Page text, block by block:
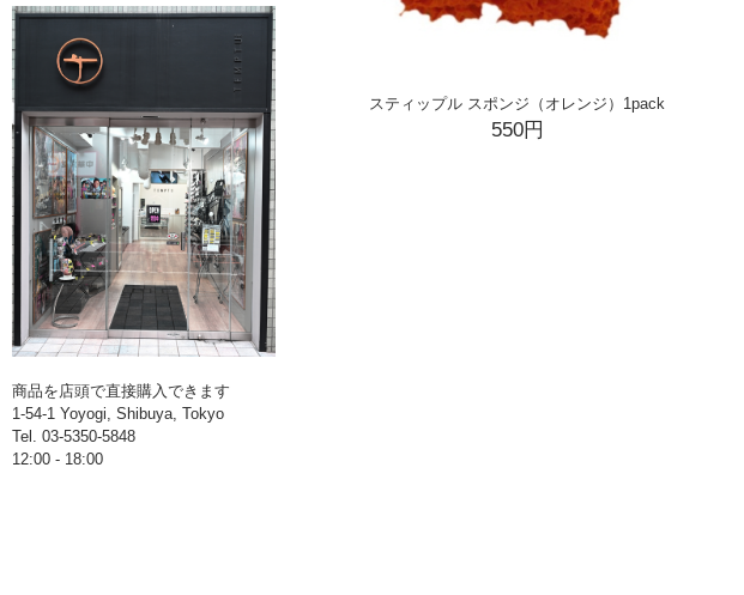
商品を店頭で直接購入できます
1-54-1 Yoyogi, Shibuya, Tokyo
Tel. 03-5350-5848
12:00 - 18:00
スティップル スポンジ（オレンジ）1pack
550円